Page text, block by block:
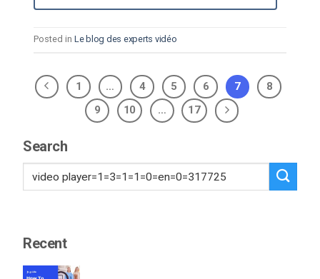
Posted in Le blog des experts vidéo
1 … 4 5 6 7
8
9
10 … 17
Search
Recent